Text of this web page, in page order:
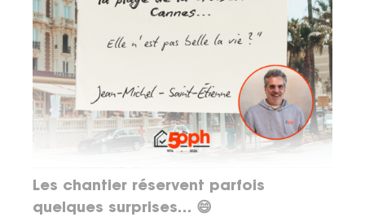
Les chantier réservent parfois
quelques surprises… 😄